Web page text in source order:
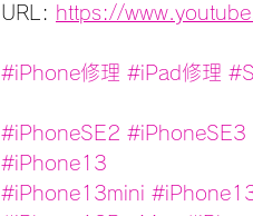
URL: https://
#iPhone修理 #iPad修理
#iPhoneSE2 #iPhoneSE3
#iPhone13
#iPhone13mini